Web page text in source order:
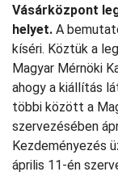
Vásárközpont
helyet. A
kíséri. Köztük a
Magyar Mérnöki
ahogy a kiállítás
többi között a
szervezésében
Kezdeményezés
április 11-én